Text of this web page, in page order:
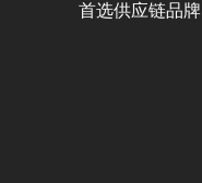
首选供应链品牌